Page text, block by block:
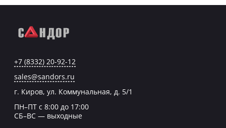
+7 (8332) 20-92-12
sales@sandors.ru
г. Киров, ул. Коммунальная, д. 5/1
ПН–ПТ с 8:00 до 17:00
СБ–ВС — выходные